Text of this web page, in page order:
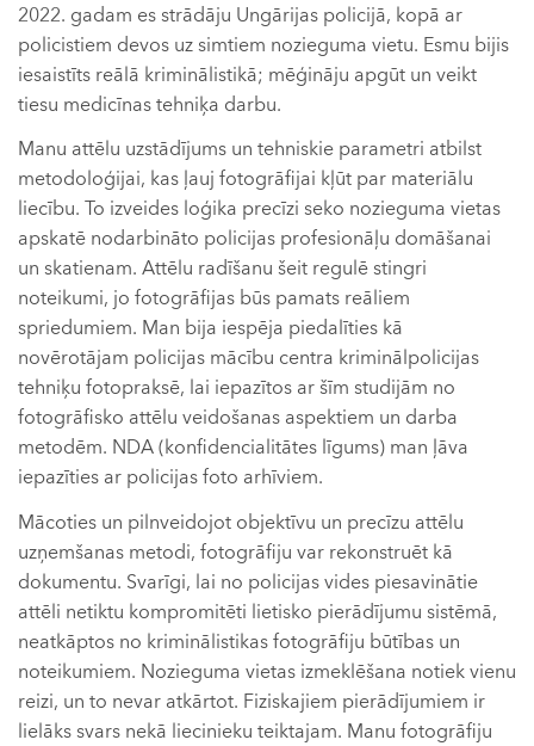
2022. gadam es strādāju Ungārijas policijā, kopā ar
policistiem devos uz simtiem nozieguma vietu. Esmu bijis
iesaistīts reālā kriminālistikā; mēģināju apgūt un veikt
tiesu medicīnas tehniķa darbu.
Manu attēlu uzstādījums un tehniskie parametri atbilst
metodoloģijai, kas ļauj fotogrāfijai kļūt par materiālu
liecību. To izveides loģika precīzi seko nozieguma vietas
apskatē nodarbināto policijas profesionāļu domāšanai
un skatienam. Attēlu radīšanu šeit regulē stingri
noteikumi, jo fotogrāfijas būs pamats reāliem
spriedumiem. Man bija iespēja piedalīties kā
novērotājam policijas mācību centra kriminālpolicijas
tehniķu fotopraksē, lai iepazītos ar šīm studijām no
fotogrāfisko attēlu veidošanas aspektiem un darba
metodēm. NDA (konfidencialitātes līgums) man ļāva
iepazīties ar policijas foto arhīviem.
Mācoties un pilnveidojot objektīvu un precīzu attēlu
uzņemšanas metodi, fotogrāfiju var rekonstruēt kā
dokumentu. Svarīgi, lai no policijas vides piesavinātie
attēli netiktu kompromitēti lietisko pierādījumu sistēmā,
neatkāptos no kriminālistikas fotogrāfiju būtības un
noteikumiem. Nozieguma vietas izmeklēšana notiek vienu
reizi, un to nevar atkārtot. Fiziskajiem pierādījumiem ir
lielāks svars nekā liecinieku teiktajam. Manu fotogrāfiju